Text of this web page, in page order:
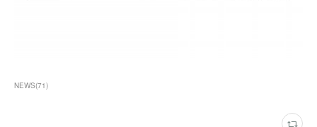
NEWS(71)